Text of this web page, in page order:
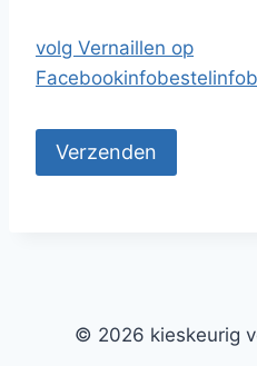
volg Vernaillen op
Facebookinfobestelinfo
© 2026 kieskeurig